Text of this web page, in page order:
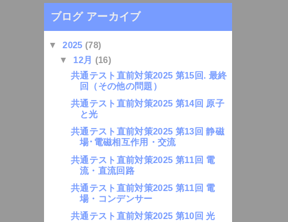
ブログ アーカイブ
▼2025 (78)
▼ 12月 (16)
共通テスト直前対策2025 第15回. 最終
回（その他の問題）
共通テスト直前対策2025 第14回 原子
と光
共通テスト直前対策2025 第13回 静磁
場･電磁相互作用・交流
共通テスト直前対策2025 第11回 電
流・直流回路
共通テスト直前対策2025 第11回 電
場・コンデンサー
共通テスト直前対策2025 第10回 光